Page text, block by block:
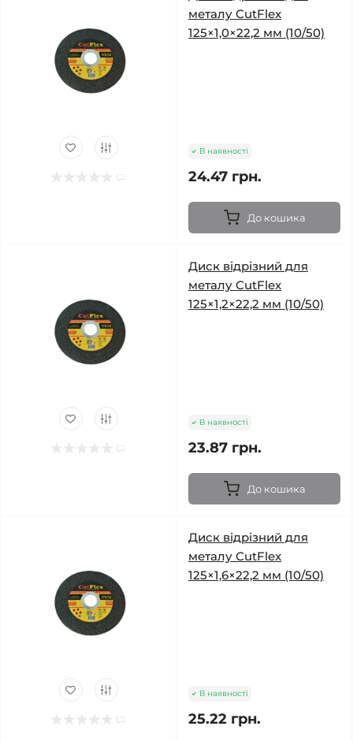
металу CutFlex
125×1,0×22,2 мм (10/50)
В наявності
24.47 грн.
До кошика
Диск відрізний для
металу CutFlex
125×1,2×22,2 мм (10/50)
В наявності
23.87 грн.
До кошика
Диск відрізний для
металу CutFlex
125×1,6×22,2 мм (10/50)
В наявності
25.22 грн.